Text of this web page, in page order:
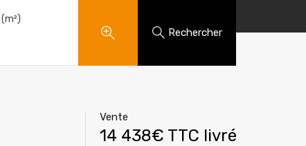
(m²)
Rechercher
Vente
14 438€ TTC livré